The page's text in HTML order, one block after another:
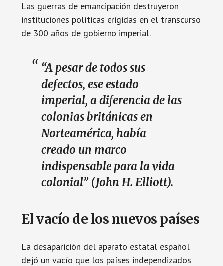
Las guerras de emancipación destruyeron
instituciones políticas erigidas en el transcurso
de 300 años de gobierno imperial.
“A pesar de todos sus
defectos, ese estado
imperial, a diferencia de las
colonias británicas en
Norteamérica, había
creado un marco
indispensable para la vida
colonial” (John H. Elliott).
El vacío de los nuevos países
La desaparición del aparato estatal español
dejó un vacío que los países independizados